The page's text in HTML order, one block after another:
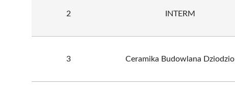
2 INTERM
3 Ceramika Budowlana Dziodzio